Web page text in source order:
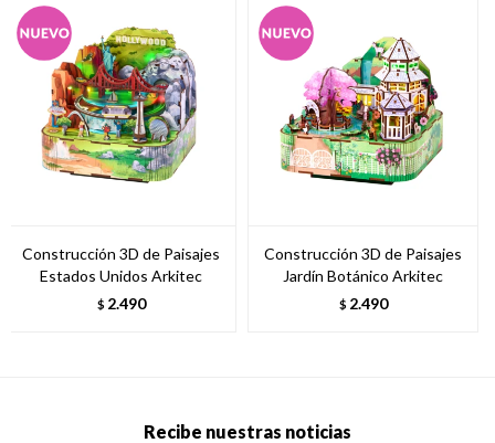
Construcción 3D de Paisajes
Estados Unidos Arkitec
$ 2.490
Construcción 3D de Paisajes
Jardín Botánico Arkitec
$ 2.490
Recibe nuestras noticias